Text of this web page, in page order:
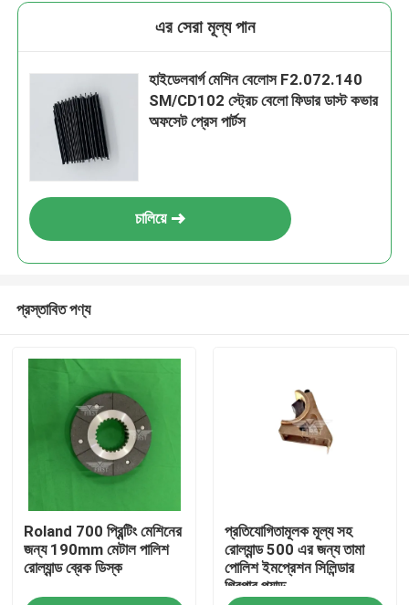
এর সেরা মূল্য পান
হাইডেলবার্গ মেশিন বেলোস F2.072.140
SM/CD102 স্ট্রেচ বেলো ফিডার ডাস্ট কভার
অফসেট প্রেস পার্টস
চালিয়ে
প্রস্তাবিত পণ্য
Roland 700 প্রিন্টিং মেশিনের
জন্য 190mm মেটাল পালিশ
রোল্যান্ড ব্রেক ডিস্ক
প্রতিযোগিতামূলক মূল্য সহ
রোল্যান্ড 500 এর জন্য তামা
পোলিশ ইমপ্রেশন সিলিন্ডার
গ্রিপার প্যাড